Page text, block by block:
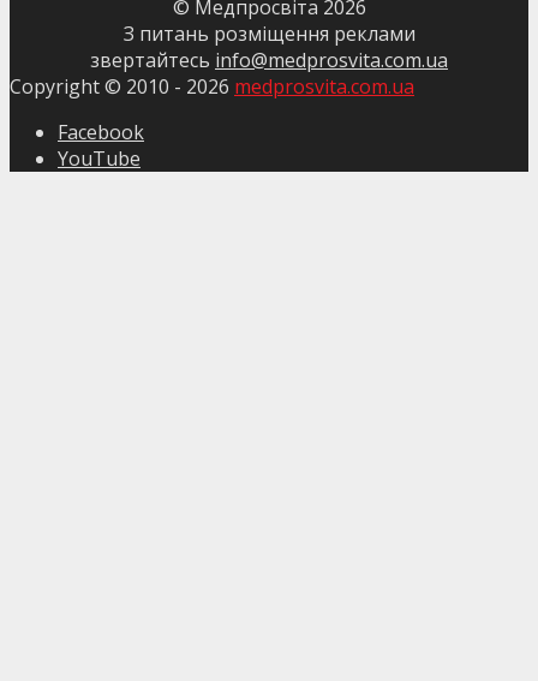
© Медпросвіта 2026
З питань розміщення реклами
звертайтесь info@medprosvita.com.ua
Copyright © 2010 - 2026 medprosvita.com.ua
Facebook
YouTube